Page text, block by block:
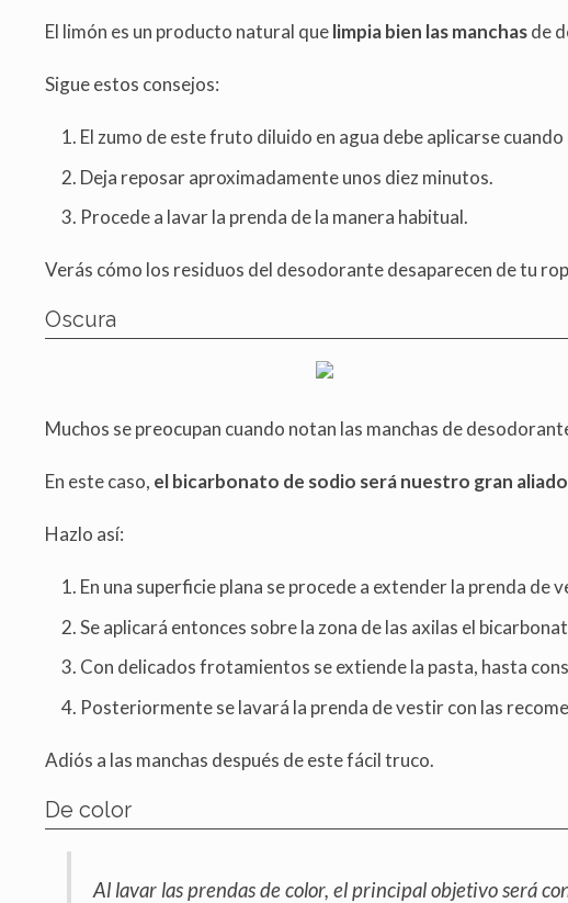
El limón es un producto natural quelimpia bien las manchasde
Sigue estos consejos:
El zumo de este fruto diluido en agua debe aplicarse cuando
Deja reposar aproximadamente unos diez minutos.
Procede a lavar la prenda de la manera habitual.
Verás cómo los residuos del desodorante desaparecen de tu
Oscura
Muchos se preocupan cuando notan las manchas de
En este caso, el bicarbonato de sodio será nuestro gran aliado
Hazlo así:
En una superficie plana se procede a extender la prenda de
Se aplicará entonces sobre la zona de las axilas el
Con delicados frotamientos se extiende la pasta, hasta
Posteriormente se lavará la prenda de vestir con las
Adiós a las manchas después de este fácil truco.
De color
Al lavar las prendas de color, el principal objetivo será